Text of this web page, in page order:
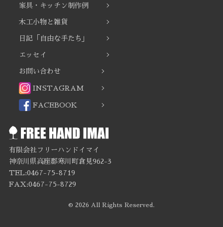
家具・キッチン制作例
木工小物と雑貨
日記「自由な手たち」
エッセイ
お問い合わせ
INSTAGRAM
FACEBOOK
有限会社フリーハンドイマイ
神奈川県高座郡寒川町倉見962-3
TEL:0467-75-8719
FAX:0467-75-8729
© 2026 All Rights Reserved.